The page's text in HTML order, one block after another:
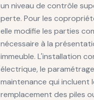
un niveau de contrôle
perte. Pour les
elle modifie les parties
nécessaire à la
immeuble. L'installation
électrique, le
maintenance qui incluent
remplacement des piles